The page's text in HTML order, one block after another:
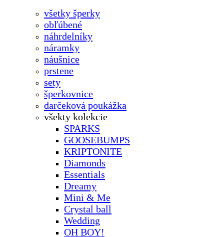
všetky šperky
obľúbené
náhrdelníky
náramky
náušnice
prstene
sety
šperkovnice
darčeková poukážka
všekty kolekcie
SPARKS
GOOSEBUMPS
KRIPTONITE
Diamonds
Essentials
Dreamy
Mini & Me
Crystal ball
Wedding
OH BOY!